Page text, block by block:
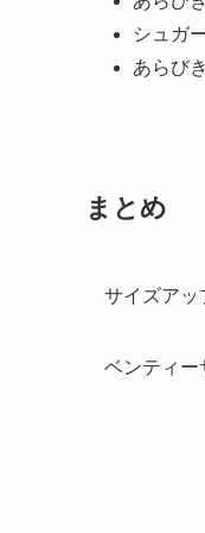
シュガ
あらび
まとめ
サイズアッ
ベンティー